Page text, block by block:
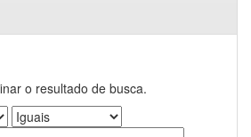
o resultado de busca.